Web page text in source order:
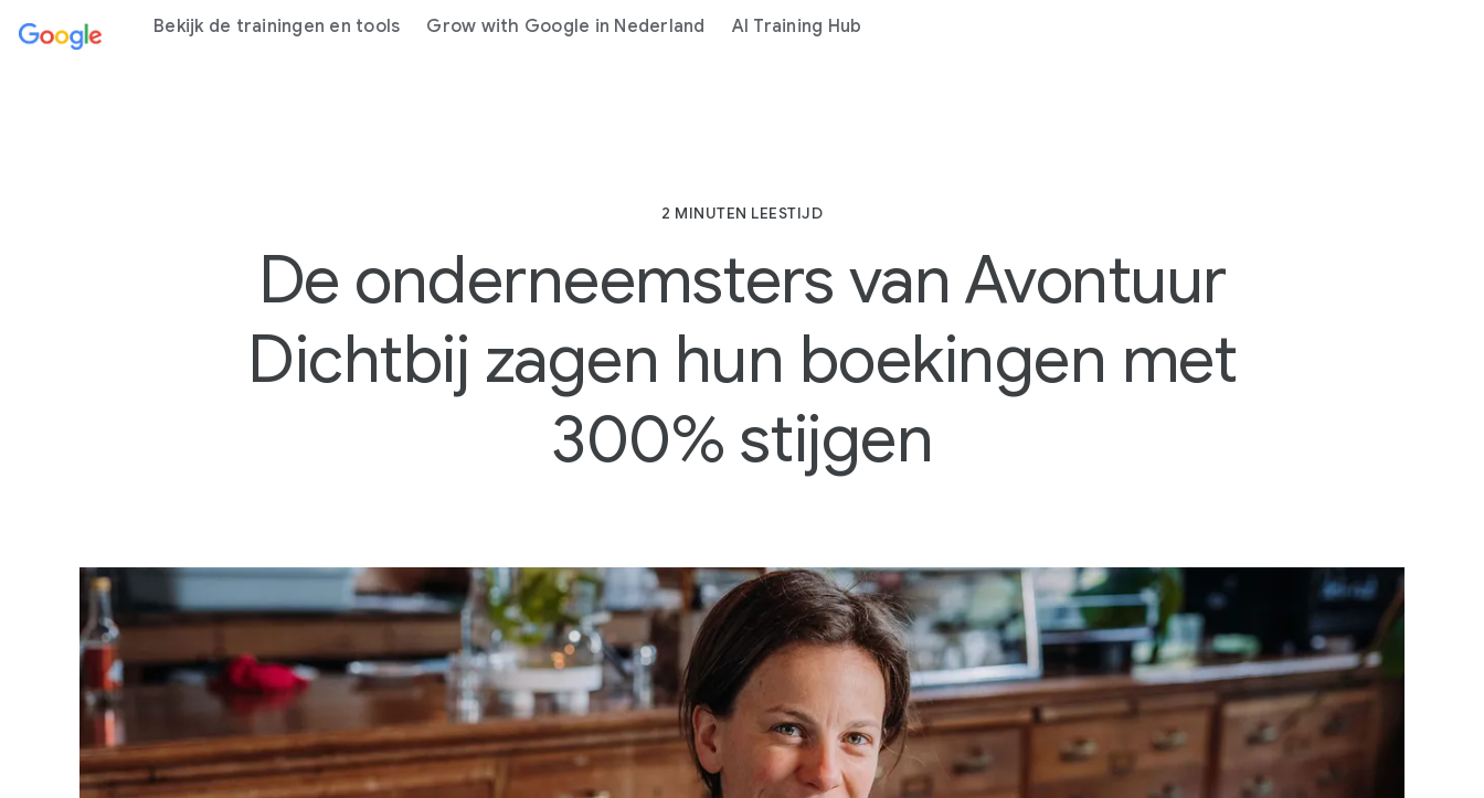
Bekijk de trainingen en tools Grow with Google in Nederland AI Training Hub
2 MINUTEN LEESTIJD
De onderneemsters van Avontuur
Dichtbij zagen hun boekingen met
300% stijgen
U
E
N
E
E
I
J
D